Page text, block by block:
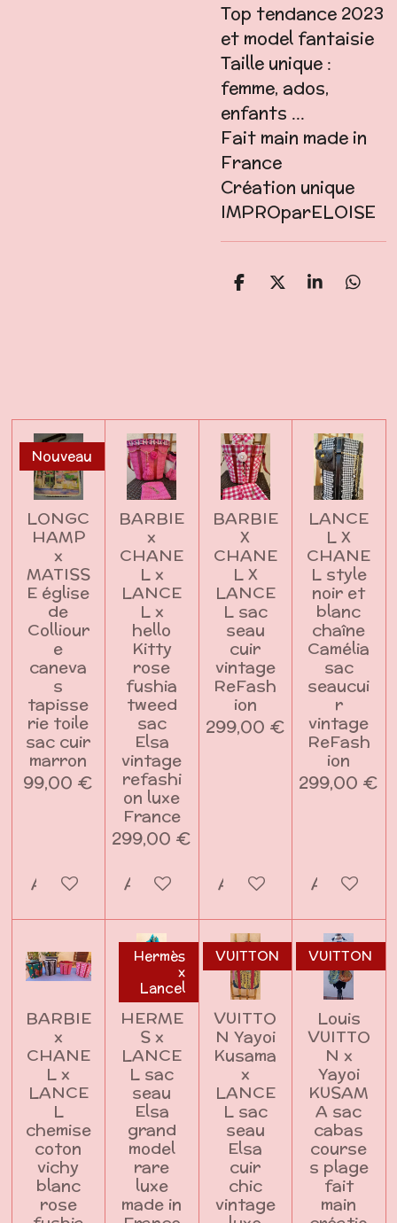
Top tendance 2023
et model fantaisie
Taille unique :
femme, ados,
enfants ...
Fait main made in
France
Création unique
IMPROparELOISE
P P P P
Nouveau
LONGC
HAMP
x
MATISS
E église
de
Colliour
e
caneva
s
tapisse
rie toile
sac cuir
marron
99,00 €
Ajouter au panier
BARBIE
x
CHANE
L x
LANCE
L x
hello
Kitty
rose
fushia
tweed
sac
Elsa
vintage
refashi
on luxe
France
299,00 €
Ajouter au panier
BARBIE
X
CHANE
L X
LANCE
L sac
seau
cuir
vintage
ReFash
ion
299,00 €
Ajouter au panier
LANCE
L X
CHANE
L style
noir et
blanc
chaîne
Camélia
sac
seaucui
r
vintage
ReFash
ion
299,00 €
Ajouter
BARBIE
x
CHANE
L x
LANCE
L
chemise
coton
vichy
blanc
rose
Hermès
x
Lancel
HERME
S x
LANCE
L sac
seau
Elsa
grand
model
rare
luxe
made in
VUITTON
VUITTO
N Yayoi
Kusama
x
LANCE
L sac
seau
Elsa
cuir
chic
vintage
VUITTON
Louis
VUITTO
N x
Yayoi
KUSAM
A sac
cabas
course
s plage
fait
main